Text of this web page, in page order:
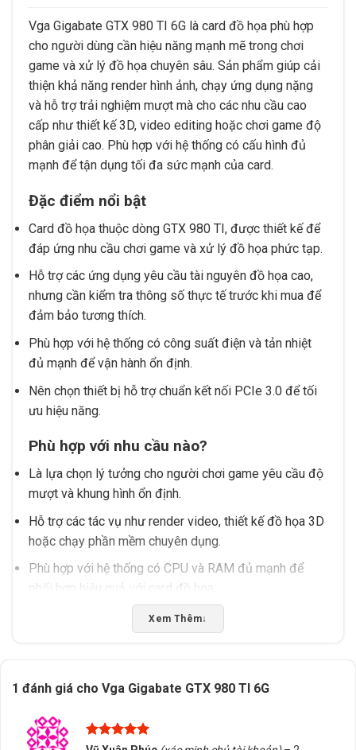
Vga Gigabate GTX 980 TI 6G là card đồ họa phù hợp
cho người dùng cần hiệu năng mạnh mẽ trong chơi
game và xử lý đồ họa chuyên sâu. Sản phẩm giúp cải
thiện khả năng render hình ảnh, chạy ứng dụng nặng
và hỗ trợ trải nghiệm mượt mà cho các nhu cầu cao
cấp như thiết kế 3D, video editing hoặc chơi game độ
phân giải cao. Phù hợp với hệ thống có cấu hình đủ
mạnh để tận dụng tối đa sức mạnh của card.
Đặc điểm nổi bật
Card đồ họa thuộc dòng GTX 980 TI, được thiết kế để
đáp ứng nhu cầu chơi game và xử lý đồ họa phức tạp.
Hỗ trợ các ứng dụng yêu cầu tài nguyên đồ họa cao,
nhưng cần kiểm tra thông số thực tế trước khi mua để
đảm bảo tương thích.
Phù hợp với hệ thống có công suất điện và tản nhiệt
đủ mạnh để vận hành ổn định.
Nên chọn thiết bị hỗ trợ chuẩn kết nối PCIe 3.0 để tối
ưu hiệu năng.
Phù hợp với nhu cầu nào?
Là lựa chọn lý tưởng cho người chơi game yêu cầu độ
mượt và khung hình ổn định.
Hỗ trợ các tác vụ như render video, thiết kế đồ họa 3D
hoặc chạy phần mềm chuyên dụng.
Phù hợp với hệ thống có CPU và RAM đủ mạnh để
phối hợp hiệu quả với card đồ họa.
Nên kiểm tra thông số kỹ thuật của hệ thống trước khi
lắp đặt để tránh xung đột.
Tư vấn chọn đúng sản phẩm phù hợp với nhu cầu và
cấu hình hệ thống.
Hỗ trợ kiểm tra tương thích và hướng dẫn cài đặt khi
Xem Thêm↓
1 đánh giá cho Vga Gigabate GTX 980 TI 6G